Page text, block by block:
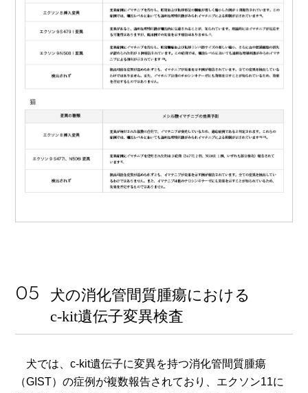
犬の消化管間質腫瘍における
c-kit遺伝子変異検査
犬では、c-kit遺伝子に変異を持つ消化管間質腫瘍
（GIST）の症例が複数報告されており、エクソン11に